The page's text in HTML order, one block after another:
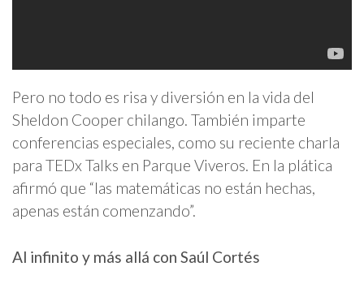
Pero no todo es risa y diversión en la vida del
Sheldon Cooper chilango. También imparte
conferencias especiales, como su reciente charla
para TEDx Talks en Parque Viveros. En la plática
afirmó que “las matemáticas no están hechas,
apenas están comenzando”.
Al infinito y más allá con Saúl Cortés